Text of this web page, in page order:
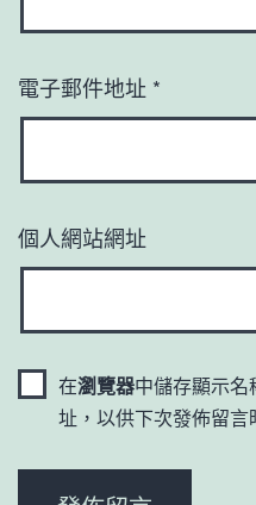
電子郵件地址 *
個人網站網址
在瀏覽器中儲存顯示名
址，以供下次發佈留言